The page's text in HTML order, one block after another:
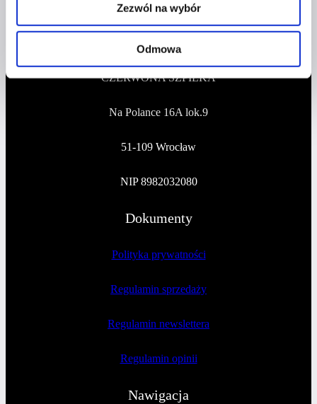
Zezwól na wybór
Odmowa
81 1090 2398 0000 0001 0191 1368
Adres
CZERWONA SZPILKA
Na Polance 16A lok.9
51-109 Wrocław
NIP 8982032080
Dokumenty
Polityka prywatności
Regulamin sprzedaży
Regulamin newslettera
Regulamin opinii
Nawigacja